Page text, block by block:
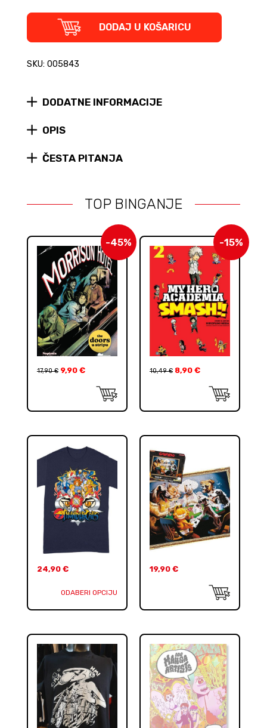
The
Age
Comics
(tvrdi
quantity
DODAJ U KOŠARICU
SKU: 005843
DODATNE INFORMACIJE
OPIS
ČESTA PITANJA
TOP BINGANJE
-45%
17,90€ 9,90 €
-15%
10,49€ 8,90 €
24,90 €
ODABERI OPCIJU
19,90 €